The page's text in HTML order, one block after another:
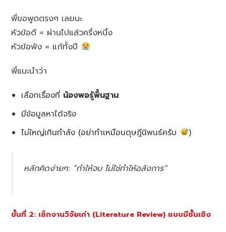
พี่ขอพูดตรงๆ เลยนะ
หัวข้อดี = ผ่านไปแล้วครึ่งหนึ่ง
หัวข้อพัง = แก้ทั้งปี
พี่แนะนำว่า
เลือกเรื่องที่ น้องพอรู้พื้นฐาน
มีข้อมูลหาได้จริง
ไม่ใหญ่เกินกำลัง (อย่าทำเหมือนดุษฎีนิพนธ์ครับ
)
หลักคิดง่ายๆ: “ทำให้จบ ไม่ใช่ทำให้อลังการ”
ขั้นที่ 2: เช็กงานวิจัยเก่า (Literature Review) แบบมีชั้นเชิง